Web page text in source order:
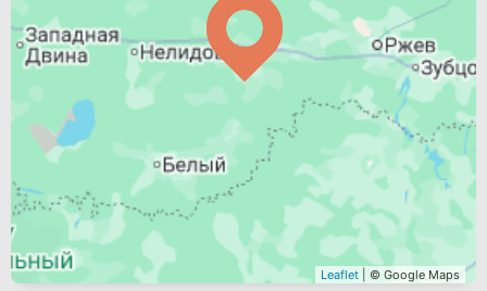
Leaflet | © Google Maps